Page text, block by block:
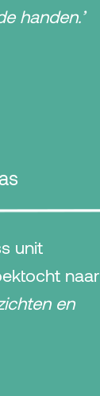
handen.’
unit
naar
en